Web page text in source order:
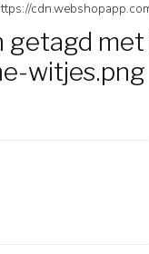
getagd
witjes.png